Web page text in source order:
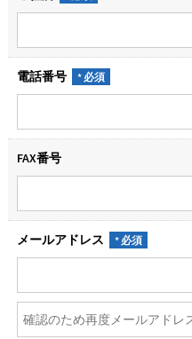
電話番号
FAX番号
メールアドレス